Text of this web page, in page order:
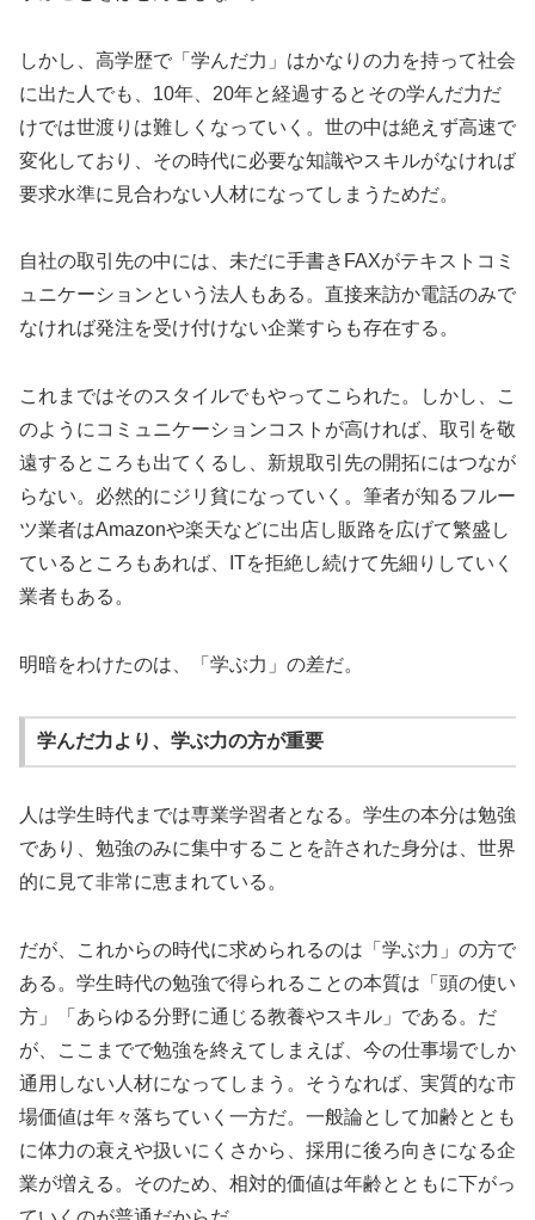
しかし、高学歴で「学んだ力」はかなりの力を持って社会
に出た人でも、10年、20年と経過するとその学んだ力だ
けでは世渡りは難しくなっていく。世の中は絶えず高速で
変化しており、その時代に必要な知識やスキルがなければ
要求水準に見合わない人材になってしまうためだ。
自社の取引先の中には、未だに手書きFAXがテキストコミ
ュニケーションという法人もある。直接来訪か電話のみで
なければ発注を受け付けない企業すらも存在する。
これまではそのスタイルでもやってこられた。しかし、こ
のようにコミュニケーションコストが高ければ、取引を敬
遠するところも出てくるし、新規取引先の開拓にはつなが
らない。必然的にジリ貧になっていく。筆者が知るフルー
ツ業者はAmazonや楽天などに出店し販路を広げて繁盛し
ているところもあれば、ITを拒絶し続けて先細りしていく
業者もある。
明暗をわけたのは、「学ぶ力」の差だ。
学んだ力より、学ぶ力の方が重要
人は学生時代までは専業学習者となる。学生の本分は勉強
であり、勉強のみに集中することを許された身分は、世界
的に見て非常に恵まれている。
だが、これからの時代に求められるのは「学ぶ力」の方で
ある。学生時代の勉強で得られることの本質は「頭の使い
方」「あらゆる分野に通じる教養やスキル」である。だ
が、ここまでで勉強を終えてしまえば、今の仕事場でしか
通用しない人材になってしまう。そうなれば、実質的な市
場価値は年々落ちていく一方だ。一般論として加齢ととも
に体力の衰えや扱いにくさから、採用に後ろ向きになる企
業が増える。そのため、相対的価値は年齢とともに下がっ